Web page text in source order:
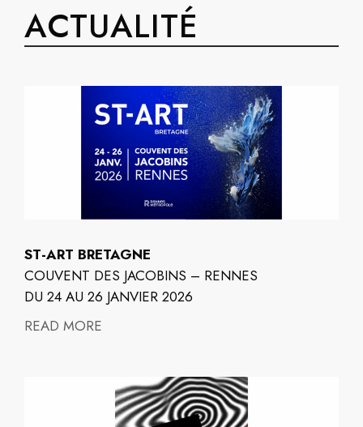
ACTUALITÉ
ST-ART BRETAGNE
COUVENT DES JACOBINS – RENNES
DU 24 AU 26 JANVIER 2026
READ MORE